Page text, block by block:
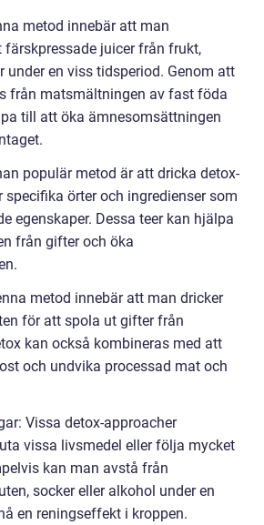
metod innebär att man
färskpressade juicer från frukt,
under en viss tidsperiod. Genom att
från matsmältningen av fast föda
till att öka ämnesomsättningen
populär metod är att dricka detox-
specifika örter och ingredienser som
egenskaper. Dessa teer kan hjälpa
från gifter och öka
metod innebär att man dricker
för att spola ut gifter från
kan också kombineras med att
och undvika processad mat och
Vissa detox-approacher
vissa livsmedel eller följa mycket
kan man avstå från
socker eller alkohol under en
en reningseffekt i kroppen.